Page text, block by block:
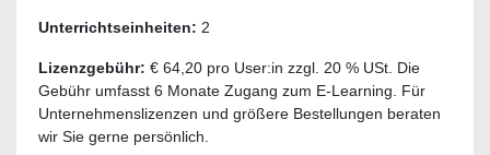
Unterrichtseinheiten: 2
Lizenzgebühr: € 64,20 pro User:in zzgl. 20 % USt. Die
Gebühr umfasst 6 Monate Zugang zum E-Learning. Für
Unternehmenslizenzen und größere Bestellungen beraten
wir Sie gerne persönlich.